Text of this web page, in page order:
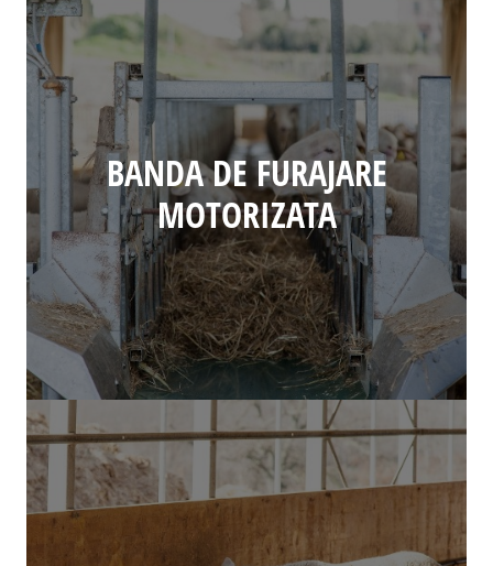
BANDA DE FURAJARE
MOTORIZATA